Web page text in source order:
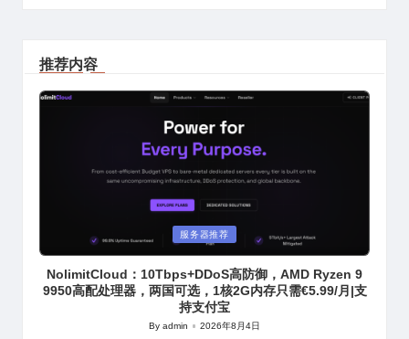
推荐内容
Posted
in
服务器推荐
NolimitCloud：10Tbps+DDoS高防御，AMD Ryzen 9
9950高配处理器，两国可选，1核2G内存只需€5.99/月|支
持支付宝
Posted
Byadmin 2026年8月4日